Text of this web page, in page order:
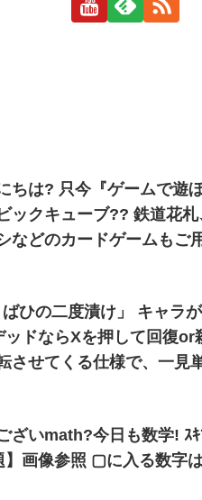
ェア』開催中♣ オセロ、けん
鉄道花札、トランプ、はぁって言うゲーム、カ
カードゲームもご用意? 皆でワイワイするも良
ひの二度漬け」 キャラ
ッドならXを押して回復
させてくる仕様で、一見
ざいmath?今日も数学! ｽ